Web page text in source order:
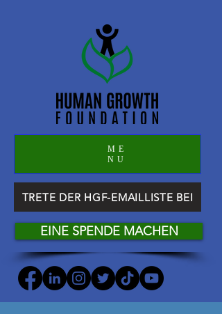
ME
NU
TRETE DER HGF-EMAILLISTE BEI
EINE SPENDE MACHEN